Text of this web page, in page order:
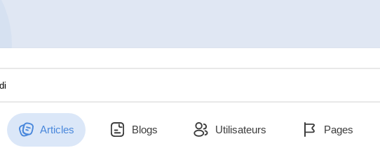
Mes produitsArticles Blogs Utilisateurs Pages